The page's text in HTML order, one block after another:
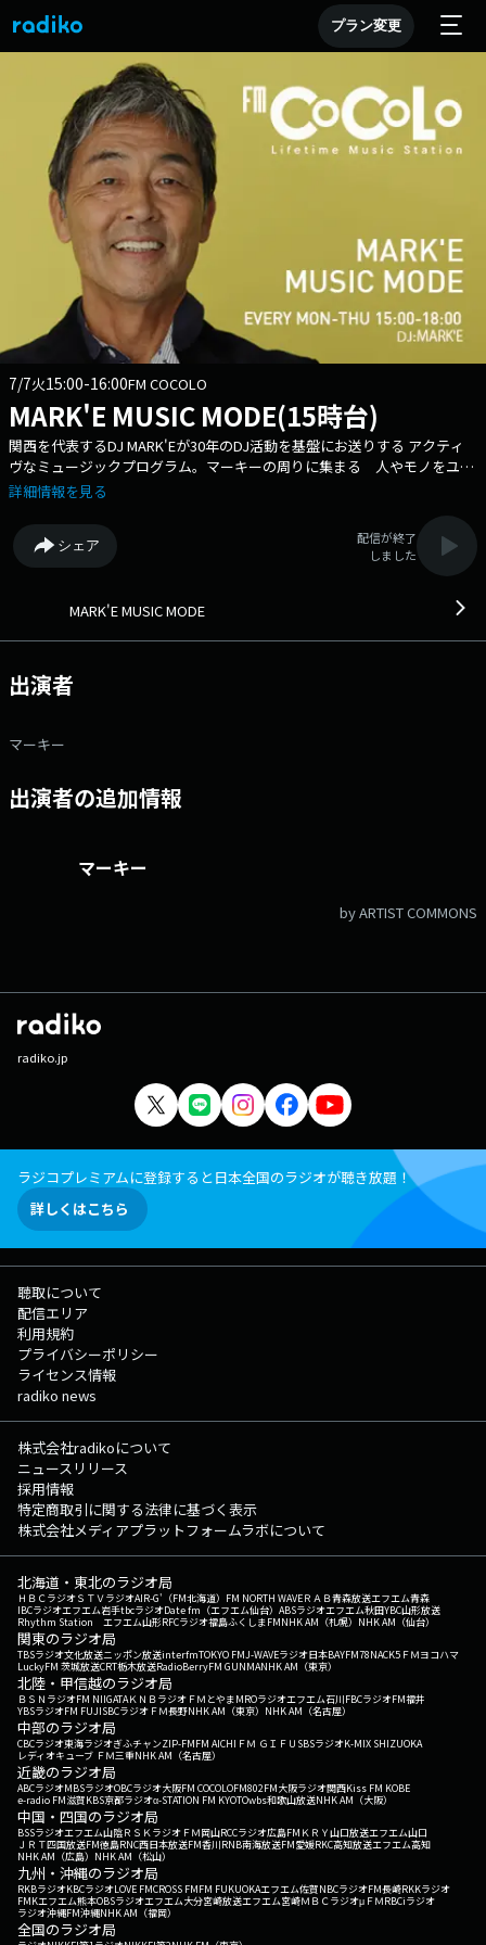
プラン変更
7/7火15:00-16:00FM COCOLO
MARK'E MUSIC MODE(15時台)
関西を代表するDJ MARK'Eが30年のDJ活動を基盤にお送りする アクティ
ヴなミュージックプログラム。マーキーの周りに集まる 人やモノをユニ
ークな目線で切り取り紹介していきます。 思わず口ずさんでしまう洋楽・
ホームページ ●リクエスト・メッセージ ●facebookページ
●twitterハッシュタグ「#fmcocolo765」 ●twitterアカウント
「@fmcocolo765」
詳細情報を見る
シェア
配信が終了
しました
MARK'E MUSIC MODE
出演者
マーキー
出演者の追加情報
マーキー
by ARTIST COMMONS
radiko.jp
ラジコプレミアムに登録すると日本全国のラジオが聴き放題！
詳しくはこちら
聴取について
配信エリア
利用規約
プライバシーポリシー
ライセンス情報
radiko news
株式会社radikoについて
ニュースリリース
採用情報
特定商取引に関する法律に基づく表示
株式会社メディアプラットフォームラボについて
北海道・東北のラジオ局
ＨＢＣラジオＳＴＶラジオAIR-G'（FM北海道） FM NORTH WAVEＲＡＢ青森放送エフエム青森
IBCラジオエフエム岩手tbcラジオDate fm（エフエム仙台） ABSラジオエフエム秋田YBC山形放送
Rhythm Station エフエム山形RFCラジオ福島ふくしまFMNHK AM（札幌） NHK AM（仙台）
関東のラジオ局
TBSラジオ文化放送ニッポン放送interfmTOKYO FMJ-WAVEラジオ日本BAYFM78NACK5 ＦＭヨコハマ
LuckyFM 茨城放送CRT栃木放送RadioBerryFM GUNMANHK AM（東京）
北陸・甲信越のラジオ局
ＢＳＮラジオFM NIIGATAＫＮＢラジオ ＦＭとやまMROラジオエフエム石川FBCラジオFM福井
YBSラジオFM FUJISBCラジオ ＦＭ長野NHK AM（東京） NHK AM（名古屋）
中部のラジオ局
CBCラジオ東海ラジオぎふチャンZIP-FMFM AICHI ＦＭ ＧＩＦＵ SBSラジオK-MIX SHIZUOKA
レディオキューブ ＦＭ三重NHK AM（名古屋）
近畿のラジオ局
ABCラジオMBSラジオOBCラジオ大阪FM COCOLOFM802FM大阪ラジオ関西Kiss FM KOBE
e-radio FM滋賀KBS京都ラジオα-STATION FM KYOTOwbs和歌山放送NHK AM（大阪）
中国・四国のラジオ局
BSSラジオエフエム山陰ＲＳＫラジオ ＦＭ岡山RCCラジオ広島FM ＫＲＹ山口放送エフエム山口
ＪＲＴ四国放送FM徳島RNC西日本放送FM香川RNB南海放送FM愛媛RKC高知放送エフエム高知
NHK AM（広島） NHK AM（松山）
九州・沖縄のラジオ局
RKBラジオKBCラジオLOVE FMCROSS FMFM FUKUOKAエフエム佐賀NBCラジオFM長崎RKKラジオ
FMKエフエム熊本OBSラジオエフエム大分宮崎放送エフエム宮崎ＭＢＣラジオμＦＭRBCiラジオ
ラジオ沖縄FM沖縄NHK AM（福岡）
全国のラジオ局